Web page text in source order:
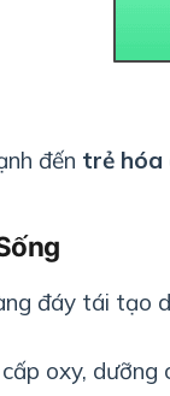
đến trẻ hóa
đáy tái tạo
oxy, dưỡng